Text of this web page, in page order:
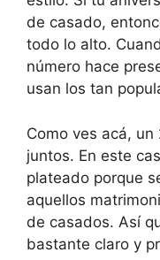
de casado,
todo lo alto.
número hace
usan los tan
Como ves acá,
juntos. En este
plateado porque
aquellos
de casados. Así
bastante claro y